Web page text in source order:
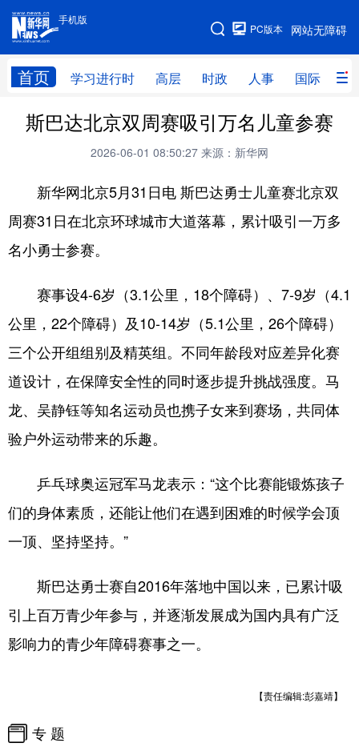
手机版
网站无障碍
PC版本
首页 学习进行时 高层 时政 人事 国际 财
手机版
网站地图
学习进行时 高层 时政 人事
财经 网评
台湾 思客智库 全球连线 教育
科技 科普 体育 文化
健康
图片 中央文件 金融 汽车
食品 人居 信息化 乡村振兴
溯源中国 城市 旅游 能源
会展 彩票 娱乐 时尚
悦读 公益 书画 一带一路
地方频道
北京
辽宁 吉林 上海 江苏
浙江 安徽 福建 江西
山东 河南
重庆
斯巴达北京双周赛吸引万名儿童参赛
2026-06-01 08:50:27 来源：新华网
新华网北京5月31日电 斯巴达勇士儿童赛北京双
周赛31日在北京环球城市大道落幕，累计吸引一万多
名小勇士参赛。
赛事设4-6岁（3.1公里，18个障碍）、7-9岁（4.1
公里，22个障碍）及10-14岁（5.1公里，26个障碍）
三个公开组组别及精英组。不同年龄段对应差异化赛
道设计，在保障安全性的同时逐步提升挑战强度。马
龙、吴静钰等知名运动员也携子女来到赛场，共同体
验户外运动带来的乐趣。
乒乓球奥运冠军马龙表示：“这个比赛能锻炼孩子
们的身体素质，还能让他们在遇到困难的时候学会顶
一顶、坚持坚持。”
斯巴达勇士赛自2016年落地中国以来，已累计吸
引上百万青少年参与，并逐渐发展成为国内具有广泛
影响力的青少年障碍赛事之一。
【责任编辑:彭嘉靖】
专 题